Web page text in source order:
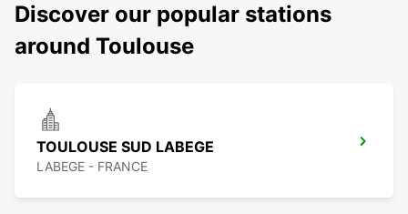
Discover our popular stations
around Toulouse
TOULOUSE SUD LABEGE
LABEGE - FRANCE